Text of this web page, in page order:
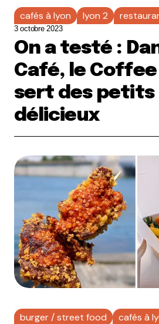
cafés à lyon lyon 2
3 octobre 2023
On a testé :
Café, le
sert des petits
délicieux
burger / street food cafés à